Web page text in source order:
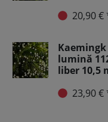
20,90 €
lumină
liber 10,5
23,90 €